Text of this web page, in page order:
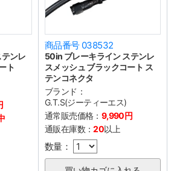
ンレ
ト
商品番号 038532
50in ブレーキライン ステンレ
スメッシュ ブラックコート ス
テンコネクタ
ブランド：
G.T.S(ジーティーエス)
通常販売価格： 9,990円
通販在庫数：20以上
数量：